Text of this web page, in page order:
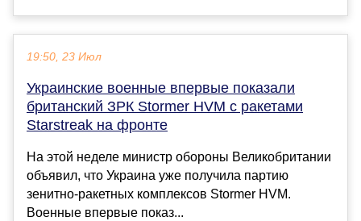
19:50, 23 Июл
Украинские военные впервые показали
британский ЗРК Stormer HVM с ракетами
Starstreak на фронте
На этой неделе министр обороны Великобритании
объявил, что Украина уже получила партию
зенитно-ракетных комплексов Stormer HVM.
Военные впервые показ...